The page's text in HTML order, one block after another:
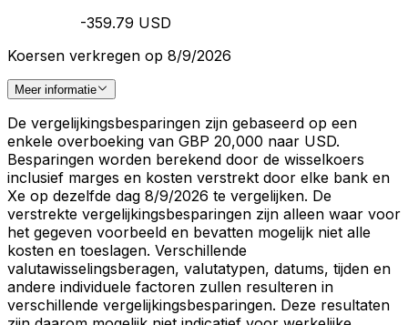
-359.79 USD
Koersen verkregen op 8/9/2026
Meer informatie
De vergelijkingsbesparingen zijn gebaseerd op een
enkele overboeking van GBP 20,000 naar USD.
Besparingen worden berekend door de wisselkoers
inclusief marges en kosten verstrekt door elke bank en
Xe op dezelfde dag 8/9/2026 te vergelijken. De
verstrekte vergelijkingsbesparingen zijn alleen waar voor
het gegeven voorbeeld en bevatten mogelijk niet alle
kosten en toeslagen. Verschillende
valutawisselingsberagen, valutatypen, datums, tijden en
andere individuele factoren zullen resulteren in
verschillende vergelijkingsbesparingen. Deze resultaten